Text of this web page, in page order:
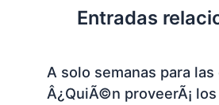
Entradas
A solo semanas para
Â¿QuiÃ©n proveerÃ¡